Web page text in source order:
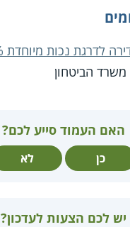
לדרגת נכות מיוחדת 100%+
הביטחון
האם העמוד סייע לכם?
כן לא
יש לכם הצעות לעדכון?